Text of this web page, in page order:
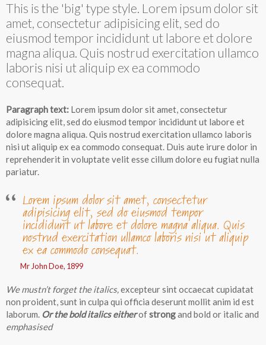
This is the 'big' type style. Lorem ipsum dolor sit
amet, consectetur adipisicing elit, sed do
eiusmod tempor incididunt ut labore et dolore
magna aliqua. Quis nostrud exercitation ullamco
laboris nisi ut aliquip ex ea commodo
consequat.
Paragraph text: Lorem ipsum dolor sit amet, consectetur
adipisicing elit, sed do eiusmod tempor incididunt ut labore et
dolore magna aliqua. Quis nostrud exercitation ullamco laboris
nisi ut aliquip ex ea commodo consequat. Duis aute irure dolor in
reprehenderit in voluptate velit esse cillum dolore eu fugiat nulla
pariatur.
Lorem ipsum dolor sit amet, consectetur
adipisicing elit, sed do eiusmod tempor
incididunt ut labore et dolore magna aliqua. Quis
nostrud exercitation ullamco laboris nisi ut aliquip
ex ea commodo consequat.
Mr John Doe, 1899
We mustn’t forget the italics,excepteur sint occaecat cupidatat
non proident, sunt in culpa qui officia deserunt mollit anim id est
laborum. Or the bold italics eitherofstrongand bold or italicand
emphasised